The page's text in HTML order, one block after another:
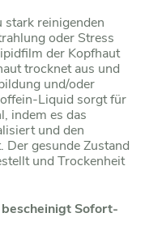
stark reinigenden
oder Stress
der Kopfhaut
trocknet aus und
und/oder
Liquid sorgt für
indem es das
und den
gesunde Zustand
und Trockenheit
Sofort-